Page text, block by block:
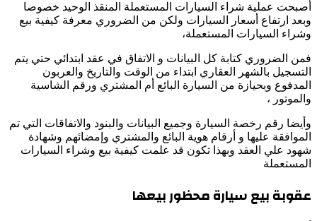
أصبحت عملية شراء السيارات المستعملة المنقذ الوحيد خصوصا
وبعد ارتفاع أسعار السيارات ولكن من الضروري معرفة كيفية بيع
وشراء السيارات المستعملة،
فمن الضروري كتابة كل البيانات و الاتفاق في عقد ابتدائي حتي يتم
التسجيل بالشهر العقاري ابتداء من الوقت والتاريخ والعربون
المدفوع وبحيازة من السيارة البائع أم المشتري ورقم الشاسية
والموتور ،
وأيضا رقم رخصة السيارة وجميع البيانات والبنود والاتفاقات التي تم
الموافقة عليها و أرقام هوية البائع والمشتري وإمضائهم وشهادة
شهود علي العقد وبهذا تكون قد علمت كيفية بيع وشراء السيارات
المستعملة
عقوبة بيع سيارة محظور بيعها